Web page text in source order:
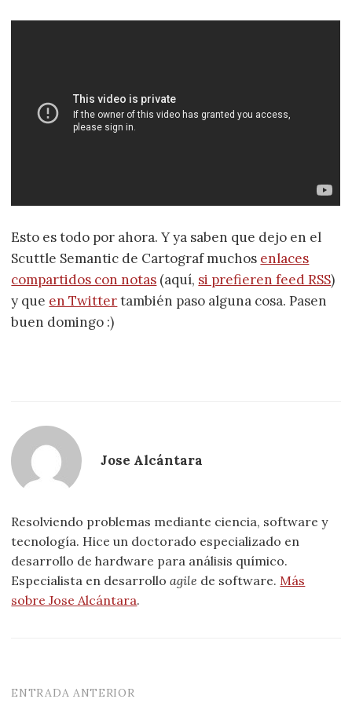
Esto es todo por ahora. Y ya saben que dejo en el
Scuttle Semantic de Cartograf muchos enlaces
compartidos con notas (aquí, si prefieren feed RSS)
y que en Twittertambién paso alguna cosa. Pasen
buen domingo :)
Jose Alcántara
Resolviendo problemas mediante ciencia, software y
tecnología. Hice un doctorado especializado en
desarrollo de hardware para análisis químico.
Especialista en desarrolloagile de software. Más
sobre Jose Alcántara.
Navegación
ENTRADA ANTERIOR